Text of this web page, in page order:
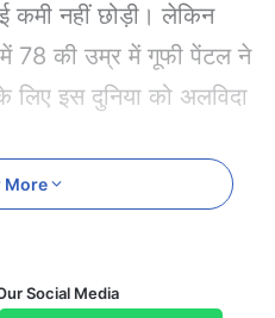
कमी नहीं छोड़ी। लेकिन
78 की उम्र में गूफी पेंटल ने
इस दुनिया को अलविदा
More
Social Media